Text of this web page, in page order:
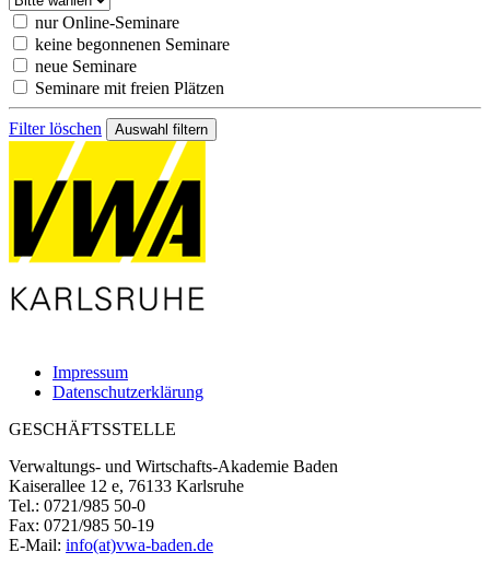
nur Online-Seminare
keine begonnenen Seminare
neue Seminare
Seminare mit freien Plätzen
Filter löschen
Impressum
Datenschutzerklärung
GESCHÄFTSSTELLE
Verwaltungs- und Wirtschafts-Akademie Baden
Kaiserallee 12 e, 76133 Karlsruhe
Tel.: 0721/985 50-0
Fax: 0721/985 50-19
E-Mail: info(at)vwa-baden.de